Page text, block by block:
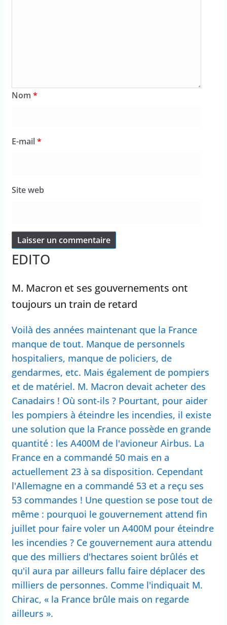
Nom *
E-mail*
Site web
EDITO
M. Macron et ses gouvernements ont
toujours un train de retard
Voilà des années maintenant que la France
manque de tout. Manque de personnels
hospitaliers, manque de policiers, de
gendarmes, etc. Mais également de pompiers
et de matériel. M. Macron devait acheter des
Canadairs ! Où sont-ils ? Pourtant, pour aider
les pompiers à éteindre les incendies, il existe
une solution que la France possède en grande
quantité : les A400M de l'avioneur Airbus. La
France en a commandé 50 mais en a
actuellement 23 à sa disposition. Cependant
l'Allemagne en a commandé 53 et a reçu ses
53 commandes ! Une question se pose tout de
même : pourquoi le gouvernement attend fin
juillet pour faire voler un A400M pour éteindre
les incendies ? Ce gouvernement aura attendu
que des milliers d'hectares soient brûlés et
qu'il aura par ailleurs fallu faire déplacer des
milliers de personnes. Comme l'indiquait M.
Chirac, « la France brûle mais on regarde
ailleurs ».